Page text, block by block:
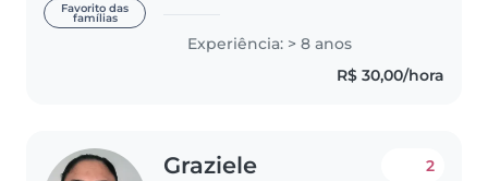
Favorito das
famílias
cuidando de bebês e crianças de
diferentes faixas etárias, tanto
meninos quanto meninas,..
Experiência: > 8 anos
R$ 30,00/hora
Graziele 2